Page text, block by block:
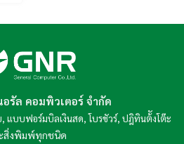
รัล คอมพิวเตอร์ จำกัด
, แบบฟอร์มบิลเงินสด,โบรชัวร์, ปฎิทินต้ังโต๊ะ
สิ่งพิมพ์ทุกชนิด